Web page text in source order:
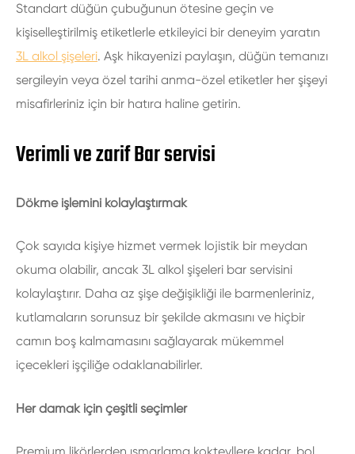
Standart düğün çubuğunun ötesine geçin ve
kişiselleştirilmiş etiketlerle etkileyici bir deneyim yaratın
3L alkol şişeleri. Aşk hikayenizi paylaşın, düğün temanızı
sergileyin veya özel tarihi anma-özel etiketler her şişeyi
misafirleriniz için bir hatıra haline getirin.
Verimli ve zarif Bar servisi
Dökme işlemini kolaylaştırmak
Çok sayıda kişiye hizmet vermek lojistik bir meydan
okuma olabilir, ancak 3L alkol şişeleri bar servisini
kolaylaştırır. Daha az şişe değişikliği ile barmenleriniz,
kutlamaların sorunsuz bir şekilde akmasını ve hiçbir
camın boş kalmamasını sağlayarak mükemmel
içecekleri işçiliğe odaklanabilirler.
Her damak için çeşitli seçimler